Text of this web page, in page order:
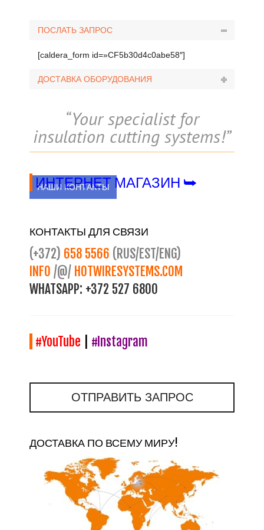
ПОСЛАТЬ ЗАПРОС
[caldera_form id=»CF5b30d4c0abe58″]
ДОСТАВКА ОБОРУДОВАНИЯ
“Your specialist for
insulation cutting systems!”
НАШИ КОНТАКТЫ
ИНТЕРНЕТ МАГАЗИН ⮩
КОНТАКТЫ ДЛЯ СВЯЗИ
(+372) 658 5566 (RUS/EST/ENG)
INFO /@/ HOTWIRESYSTEMS.COM
WHATSAPP: +372 527 6800
#YouTube #Instagram
ОТПРАВИТЬ ЗАПРОС
ДОСТАВКА ПО ВСЕМУ МИРУ!